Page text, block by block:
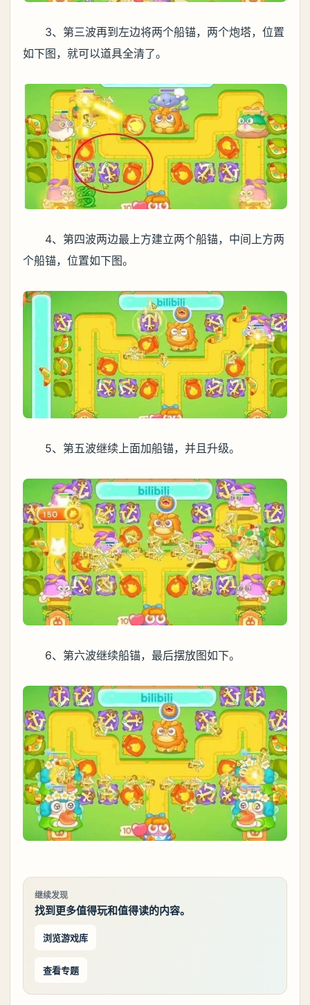
3、第三波再到左边将两个船锚，两个炮塔，位置
如下图，就可以道具全清了。
4、第四波两边最上方建立两个船锚，中间上方两
个船锚，位置如下图。
5、第五波继续上面加船锚，并且升级。
6、第六波继续船锚，最后摆放图如下。
继续发现
找到更多值得玩和值得读的内容。
浏览游戏库
查看专题